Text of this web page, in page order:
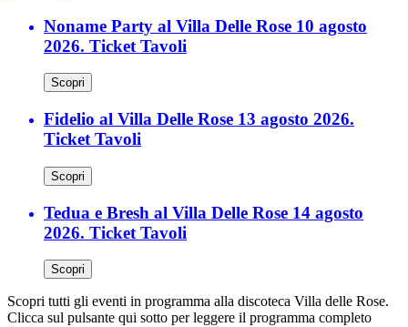
Noname Party al Villa Delle Rose 10 agosto
2026. Ticket Tavoli
Scopri
Fidelio al Villa Delle Rose 13 agosto 2026.
Ticket Tavoli
Scopri
Tedua e Bresh al Villa Delle Rose 14 agosto
2026. Ticket Tavoli
Scopri
Scopri tutti gli eventi in programma alla discoteca Villa delle Rose.
Clicca sul pulsante qui sotto per leggere il programma completo